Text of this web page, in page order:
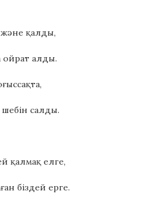
және қалды,
ойрат алды.
салды.
қалмақ елге,
біздей ерге.